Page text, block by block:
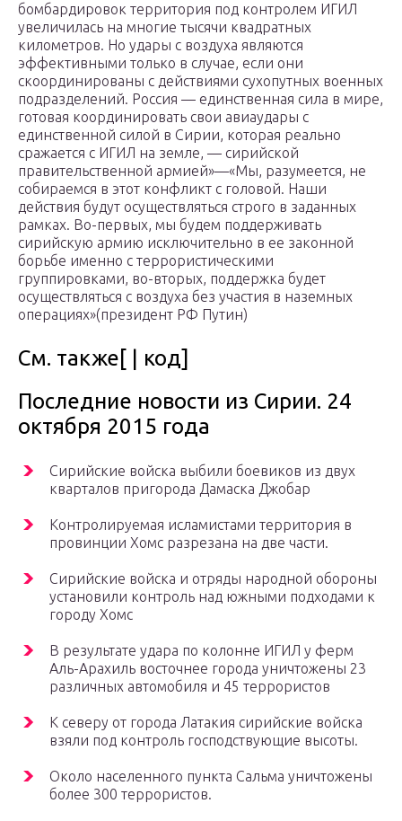
бомбардировок территория под контролем ИГИЛ
увеличилась на многие тысячи квадратных
километров. Но удары с воздуха являются
эффективными только в случае, если они
скоординированы с действиями сухопутных военных
подразделений. Россия — единственная сила в мире,
готовая координировать свои авиаудары с
единственной силой в Сирии, которая реально
сражается с ИГИЛ на земле, — сирийской
правительственной армией»—«Мы, разумеется, не
собираемся в этот конфликт с головой. Наши
действия будут осуществляться строго в заданных
рамках. Во-первых, мы будем поддерживать
сирийскую армию исключительно в ее законной
борьбе именно с террористическими
группировками, во-вторых, поддержка будет
осуществляться с воздуха без участия в наземных
операциях»(президент РФ Путин)
См. также[ | код]
Последние новости из Сирии. 24
октября 2015 года
Сирийские войска выбили боевиков из двух
кварталов пригорода Дамаска Джобар
Контролируемая исламистами территория в
провинции Хомс разрезана на две части.
Сирийские войска и отряды народной обороны
установили контроль над южными подходами к
городу Хомс
В результате удара по колонне ИГИЛ у ферм
Аль-Арахиль восточнее города уничтожены 23
различных автомобиля и 45 террористов
К северу от города Латакия сирийские войска
взяли под контроль господствующие высоты.
Около населенного пункта Сальма уничтожены
более 300 террористов.